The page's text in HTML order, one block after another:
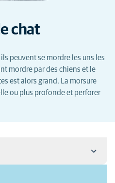
chat
peuvent se mordre les uns les
mordre par des chiens et le
est alors grand. La morsure
ou plus profonde et perforer